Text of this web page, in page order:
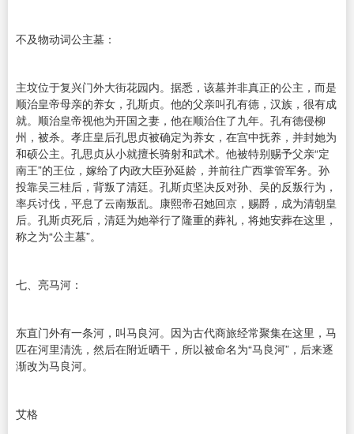
不及物动词公主墓：
主坟位于复兴门外大街花园内。据悉，该墓并非真正的公主，而是
顺治皇帝母亲的养女，孔斯贞。他的父亲叫孔有德，汉族，很有成
就。顺治皇帝视他为开国之妻，他在顺治住了九年。孔有德侵柳
州，被杀。孝庄皇后孔思贞被确定为养女，在宫中抚养，并封她为
和硕公主。孔思贞从小就擅长骑射和武术。他被特别赐予父亲“定
南王”的王位，嫁给了内政大臣孙延龄，并前往广西掌管军务。孙
投靠吴三桂后，背叛了清廷。孔斯贞坚决反对孙、吴的反叛行为，
率兵讨伐，平息了云南叛乱。康熙帝召她回京，赐爵，成为清朝皇
后。孔斯贞死后，清廷为她举行了隆重的葬礼，将她安葬在这里，
称之为“公主墓”。
七、亮马河：
东直门外有一条河，叫马良河。因为古代商旅经常聚集在这里，马
匹在河里清洗，然后在附近晒干，所以被命名为“马良河”，后来逐
渐改为马良河。
艾格